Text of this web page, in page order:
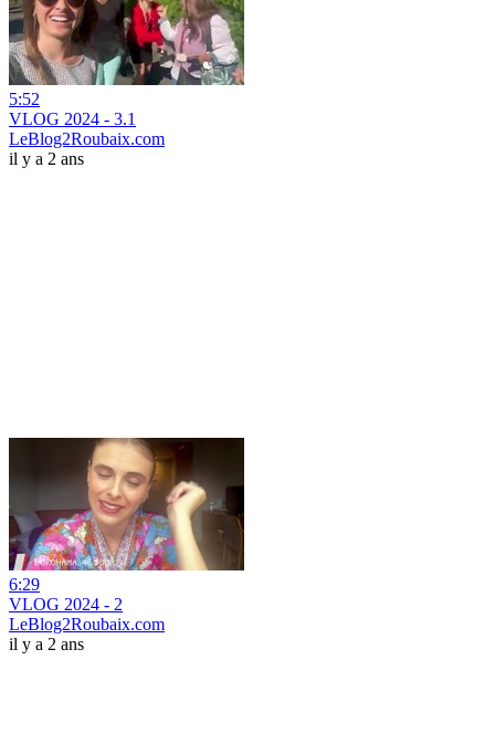
5:52
VLOG 2024 - 3.1
LeBlog2Roubaix.com
il y a 2 ans
6:29
VLOG 2024 - 2
LeBlog2Roubaix.com
il y a 2 ans